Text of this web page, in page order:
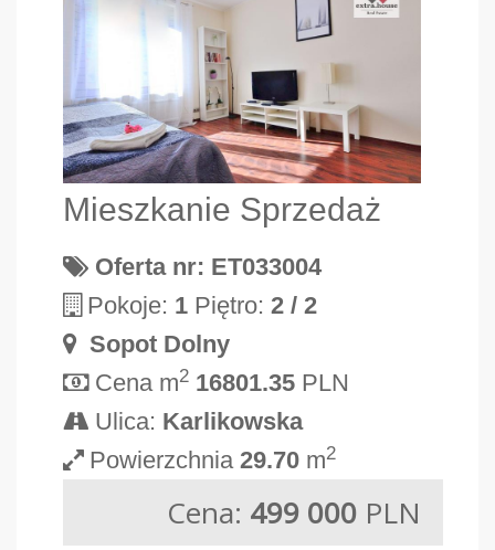
Mieszkanie Sprzedaż
Oferta nr: ET033004
Pokoje: 1 Piętro:2 / 2
Sopot Dolny
Cena m2 16801.35 PLN
Ulica: Karlikowska
Powierzchnia29.70 m2
Cena: 499 000 PLN